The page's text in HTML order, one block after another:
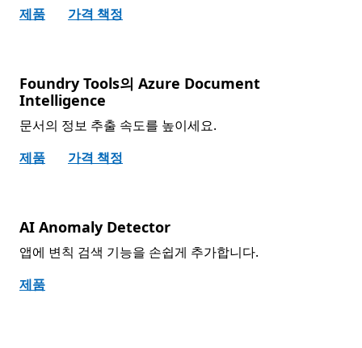
제품
가격 책정
Foundry Tools의 Azure Document
Intelligence
문서의 정보 추출 속도를 높이세요.
제품
가격 책정
AI Anomaly Detector
앱에 변칙 검색 기능을 손쉽게 추가합니다.
제품